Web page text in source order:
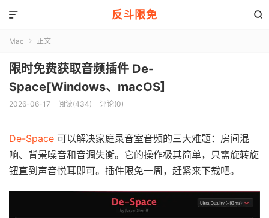
反斗限免 

Mac  正文
限时免费获取音频插件 De-
Space[Windows、macOS]
2026-06-17 阅读(434) 评论(0)
De-Space 可以解决家庭录音室音频的三大难题：房间混
响、背景噪音和音调失衡。它的操作极其简单，只需旋转旋
钮直到声音悦耳即可。插件限免一周，赶紧来下载吧。